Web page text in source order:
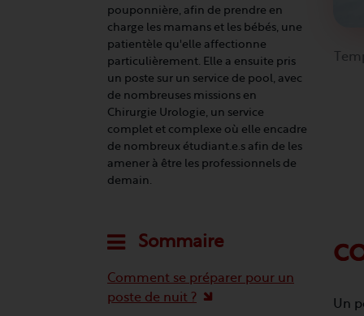
pouponnière, afin de prendre en
charge les mamans et les bébés, une
patientèle qu'elle affectionne
particulièrement. Elle a ensuite pris
un poste sur un service de pool, avec
de nombreuses missions en
Chirurgie Urologie, un service
complet et complexe où elle encadre
de nombreux étudiant.e.s afin de les
amener à être les professionnels de
demain.
Sommaire
Comment se préparer pour un
poste de nuit ?
Un